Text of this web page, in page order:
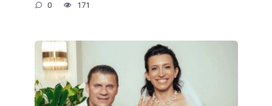
0 171